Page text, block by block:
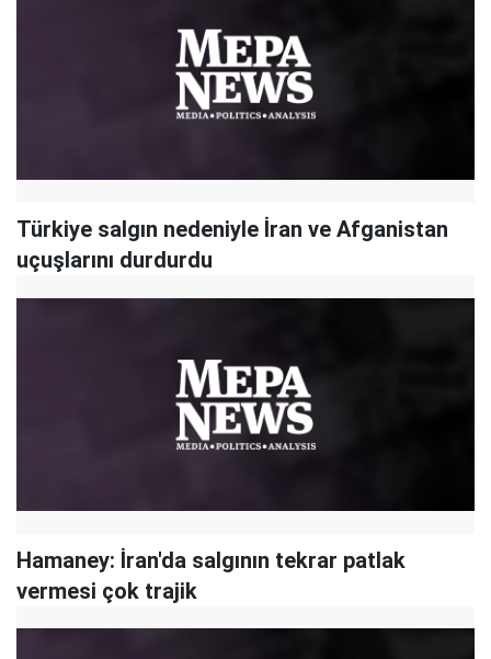
Türkiye salgın nedeniyle İran ve Afganistan
uçuşlarını durdurdu
Hamaney: İran'da salgının tekrar patlak
vermesi çok trajik